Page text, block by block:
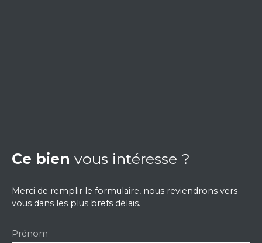
Ce bien vous intéresse ?
Merci de remplir le formulaire, nous reviendrons vers
vous dans les plus brefs délais.
Prénom